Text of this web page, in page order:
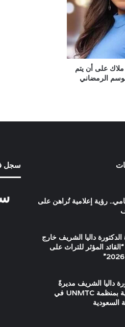
على أن يتم
الرمضاني
رؤية إعلامية تُراهن على
داليا الشريف خارج
المؤثر للتراث على
داليا الشريف مديرةً
للعلاقات الدولية بمنظمة UNMTC في
السعودية
سجل